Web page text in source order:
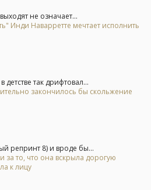
не означает...
Инди Наварретте мечтает исполнить
так дрифтовал...
закончилось бы скольжение
репринт 8) и вроде бы...
за то, что она вскрыла дорогую
к лицу